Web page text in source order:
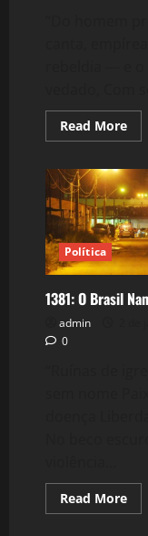
Read MoreRead
Um
a
Política
1381: O Brasil
admin
0
Read MoreRead